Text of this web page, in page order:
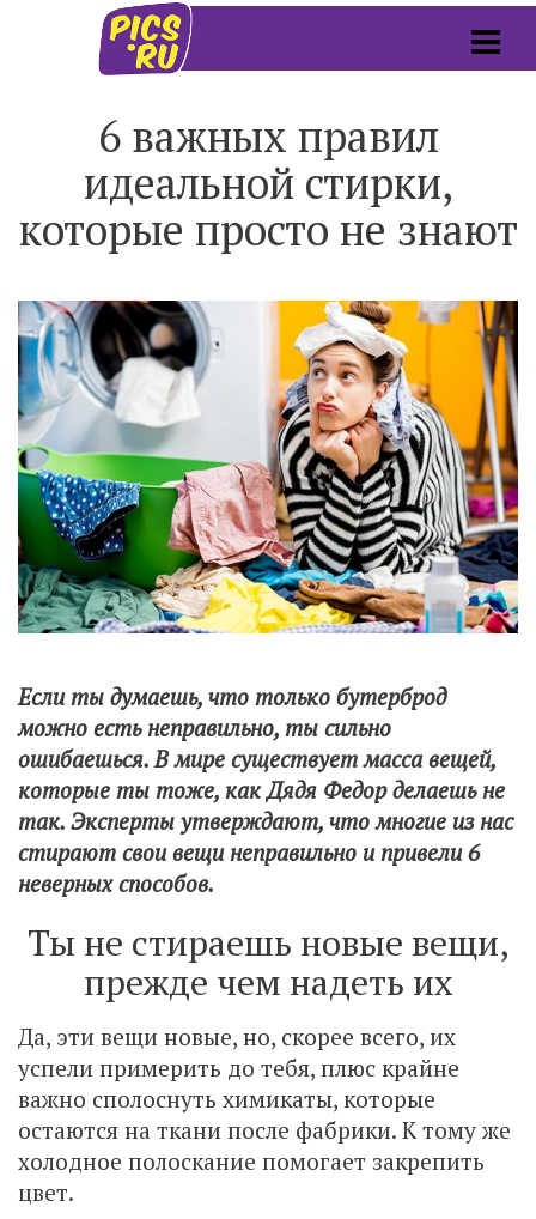
6 важных правил
идеальной стирки,
которые просто не знают
Если ты думаешь, что только бутерброд
можно есть неправильно, ты сильно
ошибаешься. В мире существует масса вещей,
которые ты тоже, как Дядя Федор делаешь не
так. Эксперты утверждают, что многие из нас
стирают свои вещи неправильно и привели 6
неверных способов.
Ты не стираешь новые вещи,
прежде чем надеть их
Да, эти вещи новые, но, скорее всего, их
успели примерить до тебя, плюс крайне
важно сполоснуть химикаты, которые
остаются на ткани после фабрики. К тому же
холодное полоскание помогает закрепить
цвет.